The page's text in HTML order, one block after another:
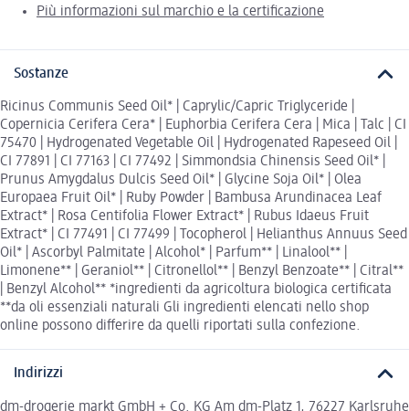
Più informazioni sul marchio e la certificazione
Sostanze
Ricinus Communis Seed Oil* | Caprylic/Capric Triglyceride |
Copernicia Cerifera Cera* | Euphorbia Cerifera Cera | Mica | Talc | CI
75470 | Hydrogenated Vegetable Oil | Hydrogenated Rapeseed Oil |
CI 77891 | CI 77163 | CI 77492 | Simmondsia Chinensis Seed Oil* |
Prunus Amygdalus Dulcis Seed Oil* | Glycine Soja Oil* | Olea
Europaea Fruit Oil* | Ruby Powder | Bambusa Arundinacea Leaf
Extract* | Rosa Centifolia Flower Extract* | Rubus Idaeus Fruit
Extract* | CI 77491 | CI 77499 | Tocopherol | Helianthus Annuus Seed
Oil* | Ascorbyl Palmitate | Alcohol* | Parfum** | Linalool** |
Limonene** | Geraniol** | Citronellol** | Benzyl Benzoate** | Citral**
| Benzyl Alcohol** *ingredienti da agricoltura biologica certificata
**da oli essenziali naturali Gli ingredienti elencati nello shop
online possono differire da quelli riportati sulla confezione.
Indirizzi
dm-drogerie markt GmbH + Co. KG Am dm-Platz 1, 76227 Karlsruhe